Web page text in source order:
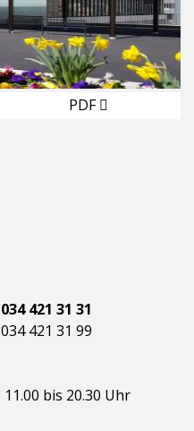
PDF
034 421 31 31
034 421 31 99
11.00 bis 20.30 Uhr